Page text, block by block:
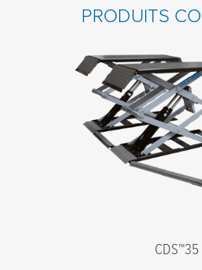
PRODUITS
CDS™35